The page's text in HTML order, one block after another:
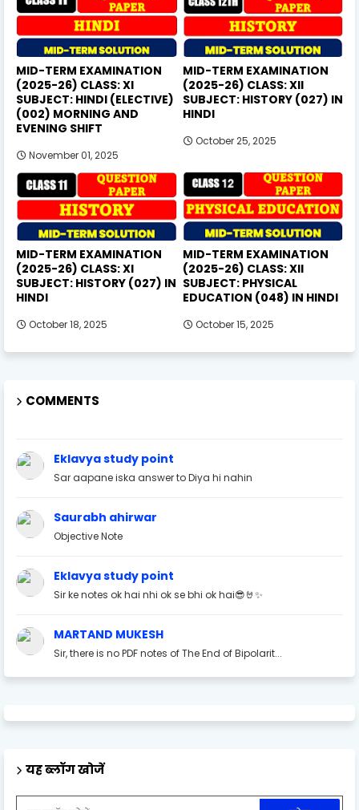
MID-TERM EXAMINATION
(2025-26) CLASS: XI
SUBJECT: HINDI (ELECTIVE)
(002) MORNING AND
EVENING SHIFT
November 01, 2025
MID-TERM EXAMINATION
(2025-26) CLASS: XII
SUBJECT: HISTORY (027) IN
HINDI
October 25, 2025
MID-TERM EXAMINATION
(2025-26) CLASS: XI
SUBJECT: HISTORY (027) IN
HINDI
October 18, 2025
MID-TERM EXAMINATION
(2025-26) CLASS: XII
SUBJECT: PHYSICAL
EDUCATION (048) IN HINDI
October 15, 2025
COMMENTS
Eklavya study point
Sar aapane iska answer to Diya hi nahin
Saurabh ahirwar
Objective Note
Eklavya study point
Sir ke notes ok hai nhi ok se bhi ok hai😎🤘✨
MARTAND MUKESH
Sir, there is no PDF notes of The End of Bipolarit...
यह ब्लॉग खोजें